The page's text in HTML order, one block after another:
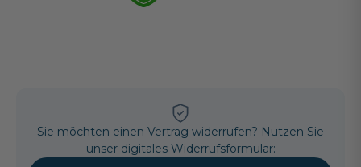
Sie möchten einen Vertrag widerrufen? Nutzen Sie
unser digitales Widerrufsformular: